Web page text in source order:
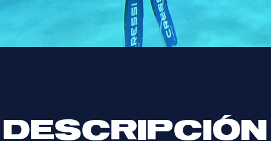
DESCRIPCIÓN